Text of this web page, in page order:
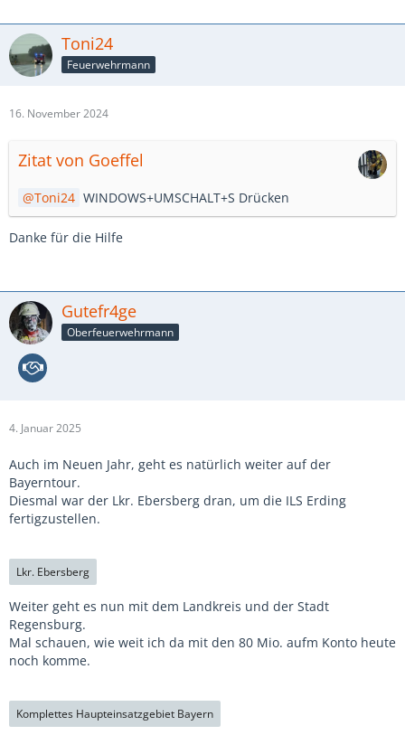
Toni24
Feuerwehrmann
16. November 2024
Zitat von Goeffel
Toni24 WINDOWS+UMSCHALT+S Drücken
Danke für die Hilfe
Gutefr4ge
Oberfeuerwehrmann
4. Januar 2025
Auch im Neuen Jahr, geht es natürlich weiter auf der
Bayerntour.
Diesmal war der Lkr. Ebersberg dran, um die ILS Erding
fertigzustellen.
Lkr. Ebersberg
Weiter geht es nun mit dem Landkreis und der Stadt
Regensburg.
Mal schauen, wie weit ich da mit den 80 Mio. aufm Konto heute
noch komme.
Komplettes Haupteinsatzgebiet Bayern